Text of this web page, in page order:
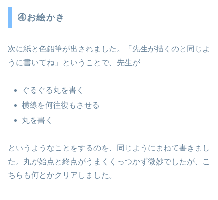
④お絵かき
次に紙と色鉛筆が出されました。「先生が描くのと同じよ
うに書いてね」ということで、先生が
ぐるぐる丸を書く
横線を何往復もさせる
丸を書く
というようなことをするのを、同じようにまねて書きまし
た。丸が始点と終点がうまくくっつかず微妙でしたが、こ
ちらも何とかクリアしました。